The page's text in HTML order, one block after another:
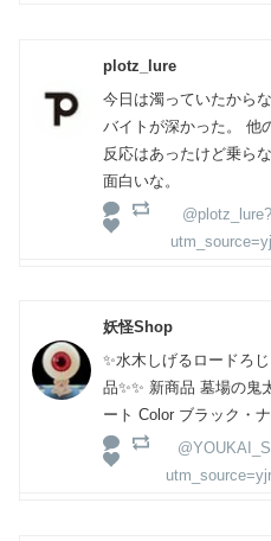
plotz_lure
今日は濁っていたから
バイトが深かった。 他
反応はあったけど乗ら
面白いな。
@plotz_lure?
妖怪Shop
✨水木しげるロードろ
品✨✨ 新商品 墓場の鬼
ート Color ブラック・